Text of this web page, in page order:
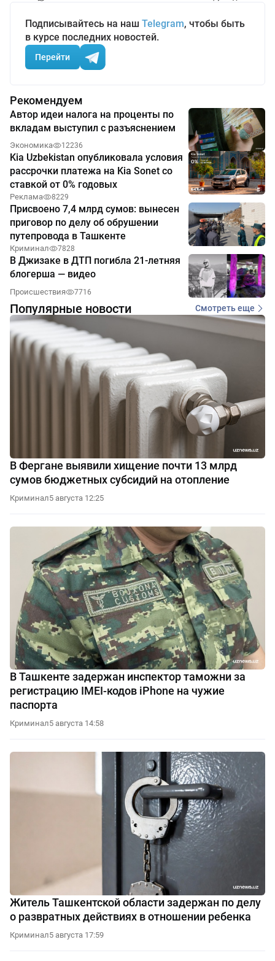
Подписывайтесь на наш Telegram, чтобы быть
в курсе последних новостей.
Перейти
Рекомендуем
Автор идеи налога на проценты по
вкладам выступил с разъяснением
Экономика 12236
Kia Uzbekistan опубликовала условия
рассрочки платежа на Kia Sonet со
ставкой от 0% годовых
Реклама 8229
Присвоено 7,4 млрд сумов: вынесен
приговор по делу об обрушении
путепровода в Ташкенте
Криминал 7828
В Джизаке в ДТП погибла 21-летняя
блогерша — видео
Происшествия 7716
Популярные новости Смотреть еще
В Фергане выявили хищение почти 13 млрд
сумов бюджетных субсидий на отопление
Криминал5 августа 12:25
В Ташкенте задержан инспектор таможни за
регистрацию IMEI-кодов iPhone на чужие
паспорта
Криминал5 августа 14:58
Житель Ташкентской области задержан по делу
о развратных действиях в отношении ребенка
Криминал5 августа 17:59